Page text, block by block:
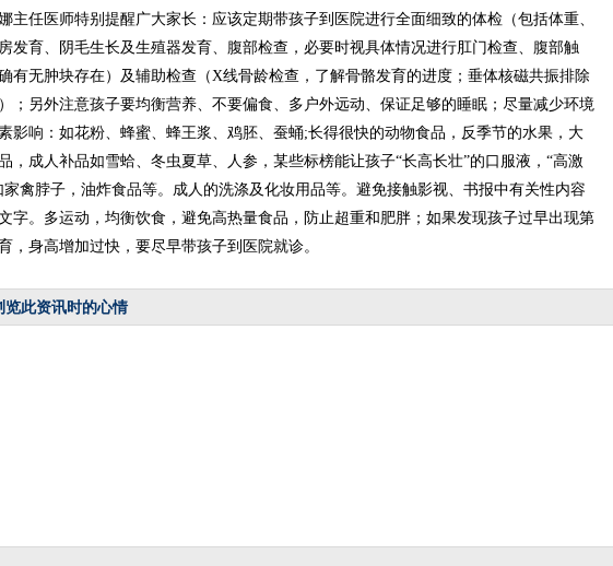
任医师特别提醒广大家长：应该定期带孩子到医院进行全面细致的体检（包括体重、
发育、阴毛生长及生殖器发育、腹部检查，必要时视具体情况进行肛门检查、腹部触
有无肿块存在）及辅助检查（X线骨龄检查，了解骨骼发育的进度；垂体核磁共振排除
；另外注意孩子要均衡营养、不要偏食、多户外远动、保证足够的睡眠；尽量减少环境
影响：如花粉、蜂蜜、蜂王浆、鸡胚、蚕蛹;长得很快的动物食品，反季节的水果，大
，成人补品如雪蛤、冬虫夏草、人参，某些标榜能让孩子“长高长壮”的口服液，“高激
家禽脖子，油炸食品等。成人的洗涤及化妆用品等。避免接触影视、书报中有关性内容
字。多运动，均衡饮食，避免高热量食品，防止超重和肥胖；如果发现孩子过早出现第
，身高增加过快，要尽早带孩子到医院就诊。
览此资讯时的心情